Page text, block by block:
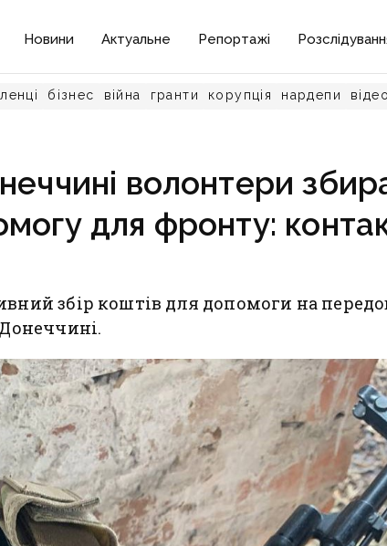
Новини Актуальне Репортажі
бізнес війна гранти корупція нардепи відео
волонтери
для фронту:
збір коштів для допомоги на